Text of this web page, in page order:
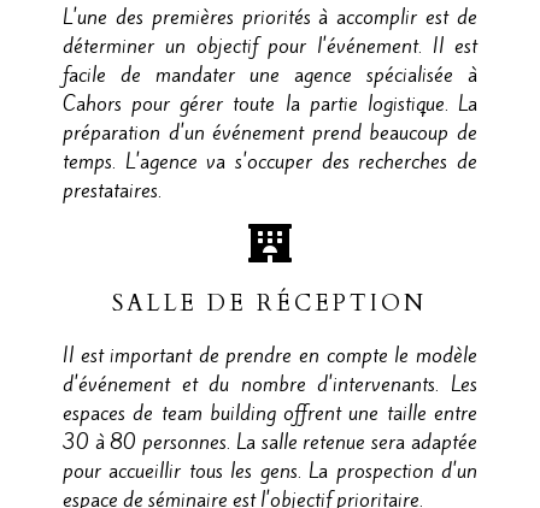
L'une des premières priorités à accomplir est de
déterminer un objectif pour l'événement. Il est
facile de mandater une agence spécialisée à
Cahors pour gérer toute la partie logistique. La
préparation d'un événement prend beaucoup de
temps. L'agence va s'occuper des recherches de
prestataires.
SALLE DE RÉCEPTION
Il est important de prendre en compte le modèle
d'événement et du nombre d'intervenants. Les
espaces de team building offrent une taille entre
30 à 80 personnes. La salle retenue sera adaptée
pour accueillir tous les gens. La prospection d'un
espace de séminaire est l'objectif prioritaire.